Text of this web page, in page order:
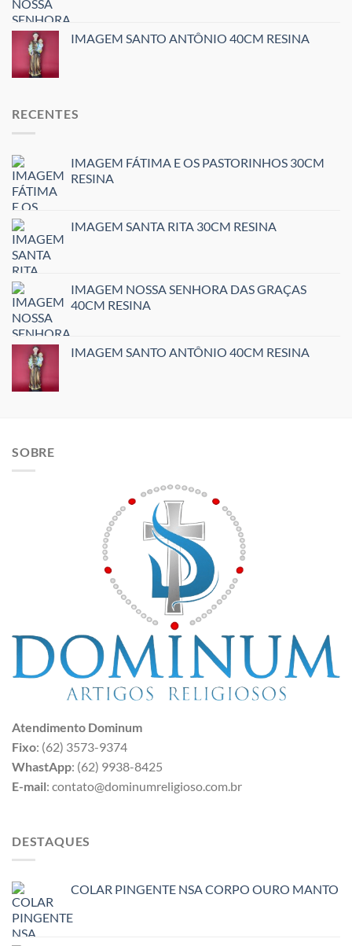
IMAGEM SANTO ANTÔNIO 40CM RESINA
RECENTES
IMAGEM FÁTIMA E OS PASTORINHOS 30CM
RESINA
IMAGEM SANTA RITA 30CM RESINA
IMAGEM NOSSA SENHORA DAS GRAÇAS
40CM RESINA
IMAGEM SANTO ANTÔNIO 40CM RESINA
SOBRE
Atendimento Dominum
Fixo: (62) 3573-9374
WhastApp: (62) 9938-8425
E-mail: contato@dominumreligioso.com.br
DESTAQUES
COLAR PINGENTE NSA CORPO OURO MANTO